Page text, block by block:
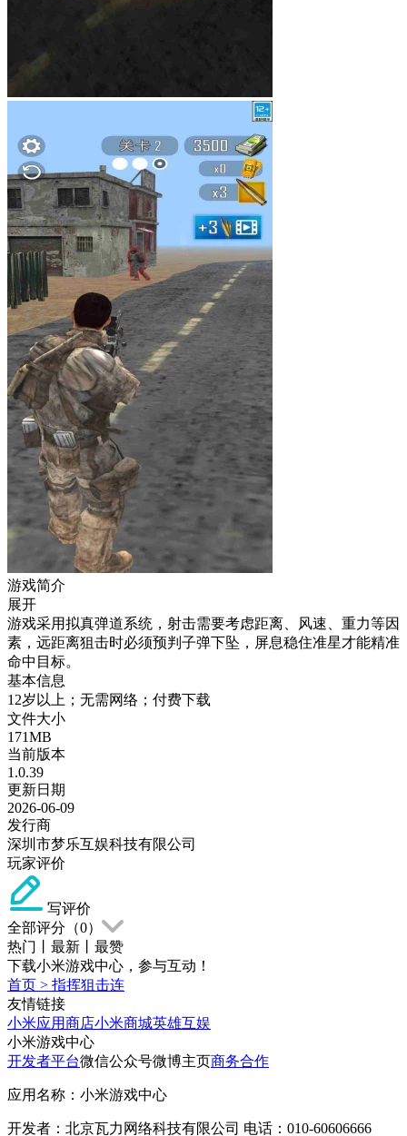
游戏简介
展开
游戏采用拟真弹道系统，射击需要考虑距离、风速、重力等因
素，远距离狙击时必须预判子弹下坠，屏息稳住准星才能精准
命中目标。
基本信息
12岁以上；无需网络；付费下载
文件大小
171MB
当前版本
1.0.39
更新日期
2026-06-09
发行商
深圳市梦乐互娱科技有限公司
玩家评价
写评价
全部评分（0）
热门
最新
最赞
下载小米游戏中心，参与互动！
首页 > 指挥狙击连
友情链接
小米应用商店小米商城英雄互娱
小米游戏中心
开发者平台微信公众号微博主页商务合作
应用名称：小米游戏中心
开发者：北京瓦力网络科技有限公司 电话：010-60606666